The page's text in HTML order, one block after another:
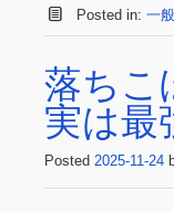
Posted in: 一
落ちこ
実は最
Posted 2025-11-24